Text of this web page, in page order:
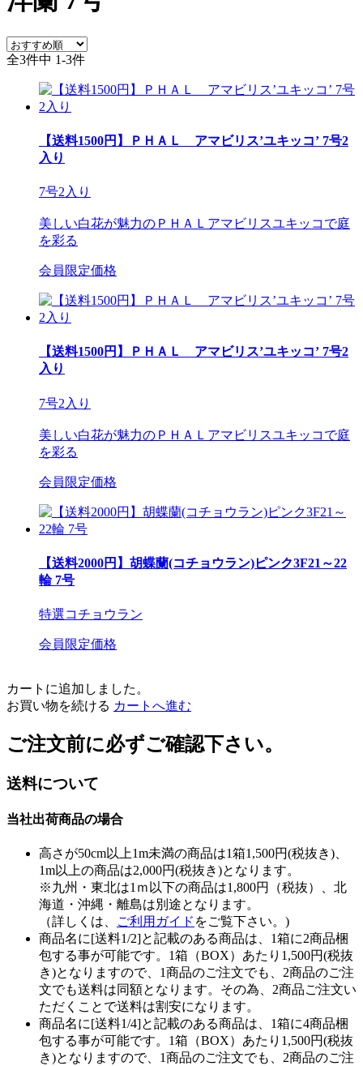
全3件中 1-3件
【送料1500円】ＰＨＡＬ アマビリス’ユキッコ’ 7号2
入り
7号2入り
美しい白花が魅力のＰＨＡＬアマビリスユキッコで庭
を彩る
会員限定価格
【送料1500円】ＰＨＡＬ アマビリス’ユキッコ’ 7号2
入り
7号2入り
美しい白花が魅力のＰＨＡＬアマビリスユキッコで庭
を彩る
会員限定価格
【送料2000円】胡蝶蘭(コチョウラン)ピンク3F21～22
輪 7号
特選コチョウラン
会員限定価格
カートに追加しました。
お買い物を続ける カートへ進む
ご注文前に必ずご確認下さい。
送料について
当社出荷商品の場合
高さが50cm以上1m未満の商品は1箱1,500円(税抜き)、
1m以上の商品は2,000円(税抜き)となります。
※九州・東北は1ｍ以下の商品は1,800円（税抜）、北
海道・沖縄・離島は別途となります。
（詳しくは、
ご利用ガイド をご覧下さい。)
商品名に[送料1/2]と記載のある商品は、1箱に2商品梱
包する事が可能です。1箱（BOX）あたり1,500円(税抜
き)となりますので、1商品のご注文でも、2商品のご注
文でも送料は同額となります。その為、2商品ご注文い
ただくことで送料は割安になります。
商品名に[送料1/4]と記載のある商品は、1箱に4商品梱
包する事が可能です。1箱（BOX）あたり1,500円(税抜
き)となりますので、1商品のご注文でも、2商品のご注